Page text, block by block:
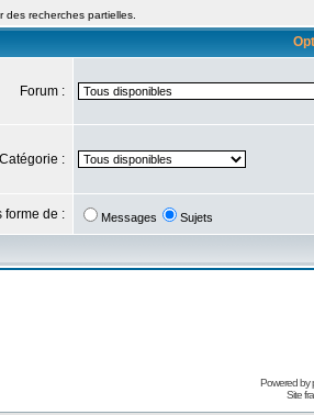
des recherches partielles.
Forum :
Catégorie :
forme de : Messages Sujets
Powered by
Site